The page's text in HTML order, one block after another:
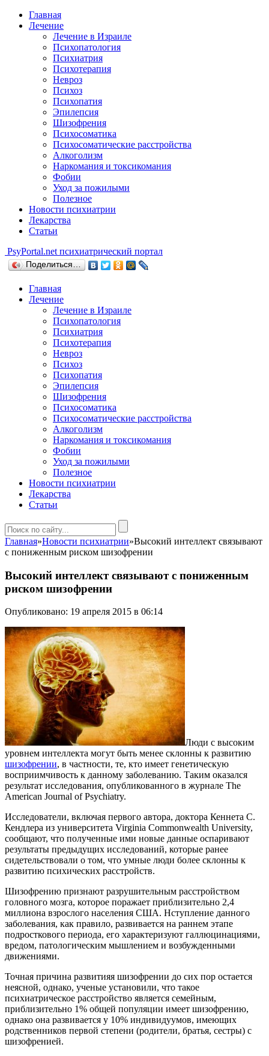
Главная
Лечение
Лечение в Израиле
Психопатология
Психиатрия
Психотерапия
Невроз
Психоз
Психопатия
Эпилепсия
Шизофрения
Психосоматика
Психосоматические расстройства
Алкоголизм
Наркомания и токсикомания
Фобии
Уход за пожилыми
Полезное
Новости психиатрии
Лекарства
Статьи
PsyPortal.net психиатрический портал
Поделиться…
Главная
Лечение
Лечение в Израиле
Психопатология
Психиатрия
Психотерапия
Невроз
Психоз
Психопатия
Эпилепсия
Шизофрения
Психосоматика
Психосоматические расстройства
Алкоголизм
Наркомания и токсикомания
Фобии
Уход за пожилыми
Полезное
Новости психиатрии
Лекарства
Статьи
Главная»Новости психиатрии»Высокий интеллект связывают
с пониженным риском шизофрении
Высокий интеллект связывают с пониженным
риском шизофрении
Опубликовано: 19 апреля 2015 в 06:14
Люди с высоким
уровнем интеллекта могут быть менее склонны к развитию
шизофрении, в частности, те, кто имеет генетическую
восприимчивость к данному заболеванию. Таким оказался
результат исследования, опубликованного в журнале The
American Journal of Psychiatry.
Исследователи, включая первого автора, доктора Кеннета С.
Кендлера из университета Virginia Commonwealth University,
сообщают, что полученные ими новые данные оспаривают
результаты предыдущих исследований, которые ранее
сидетельствовали о том, что умные люди более склонны к
развитию психических расстройств.
Шизофрению признают разрушительным расстройством
головного мозга, которое поражает приблизительно 2,4
миллиона взрослого населения США. Нступление данного
заболевания, как правило, развивается на раннем этапе
подросткового периода, его характеризуют галлюцинациями,
вредом, патологическим мышлением и возбужденными
движениями.
Точная причина развитияя шизофрении до сих пор остается
неясной, однако, ученые установили, что такое
психиатрическое расстройство является семейным,
приблизительно 1% общей популяции имеет шизофрению,
однако она развивается у 10% индивидуумов, имеющих
родственников первой степени (родители, братья, сестры) с
шизофренией.